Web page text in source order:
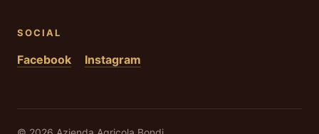
SOCIAL
Facebook Instagram